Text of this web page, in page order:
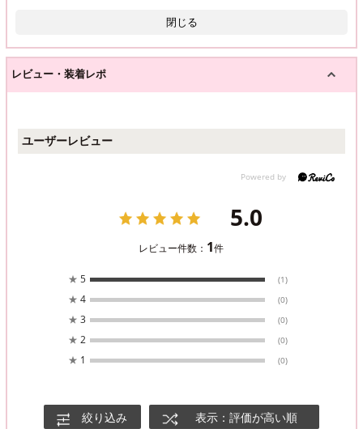
閉じる
レビュー・装着レポ
ユーザーレビュー
5.0
レビュー件数： 1件
★ 5 (1)
★ 4 (0)
★ 3 (0)
★ 2 (0)
★ 1 (0)
絞り込み 表示：評価が高い順